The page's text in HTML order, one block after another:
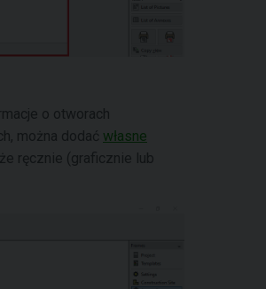
o otworach
można dodać własne
ręcznie (graficznie lub